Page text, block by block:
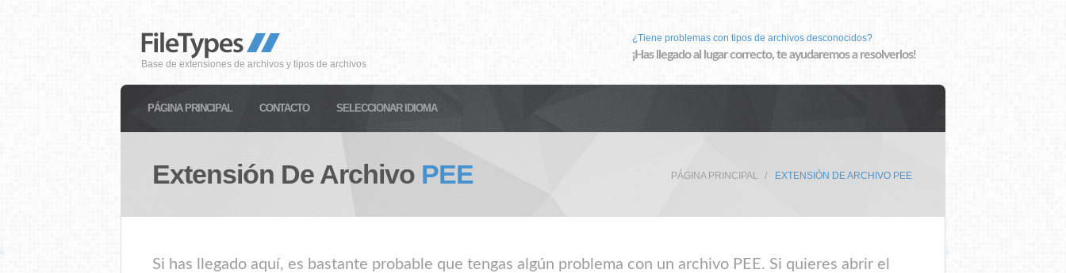
Base de extensiones de archivos y tipos de archivos
¿Tiene problemas con tipos de archivos desconocidos?
¡Has llegado al lugar correcto, te ayudaremos a resolverlos!
PÁGINA PRINCIPAL CONTACTO SELECCIONAR IDIOMA
Extensión De Archivo PEE PÁGINA PRINCIPAL EXTENSIÓN DE ARCHIVO PEE
Si has llegado aquí, es bastante probable que tengas algún problema con un archivo PEE. Si quieres abrir el